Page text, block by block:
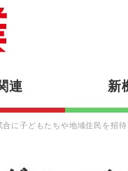
連 新
に子どもたちや地域住民を招待